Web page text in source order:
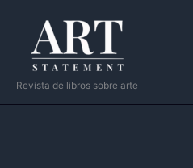
contenido
Revista de libros sobre arte